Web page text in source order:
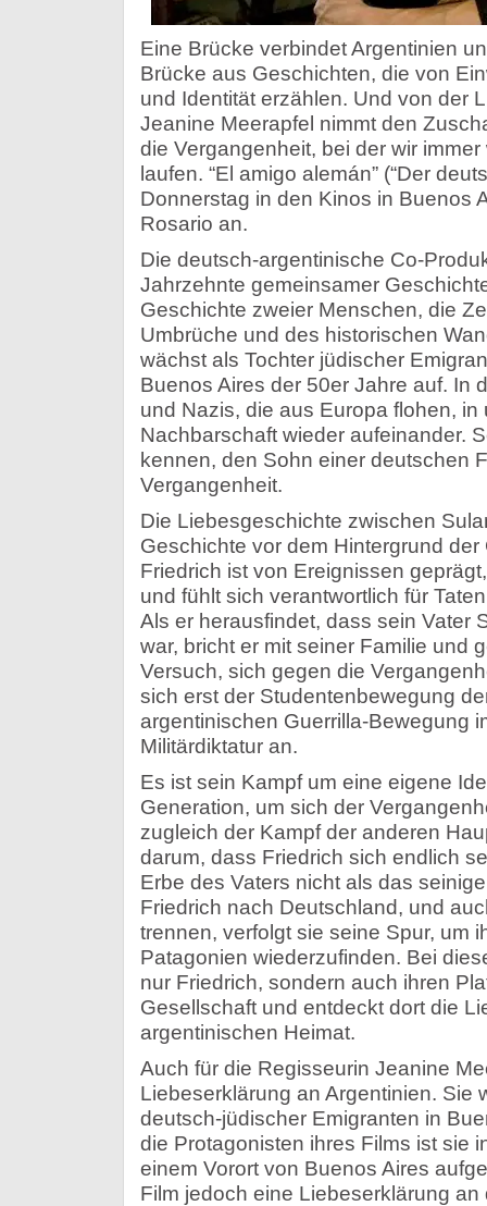
Eine Brücke verbindet Argentinien
Brücke aus Geschichten, die von
und Identität erzählen. Und von der
Jeanine Meerapfel nimmt den
die Vergangenheit, bei der wir
laufen. “El amigo alemán” (“Der
Donnerstag in den Kinos in Buenos
Rosario an.
Die deutsch-argentinische Co-
Jahrzehnte gemeinsamer
Geschichte zweier Menschen, die
Umbrüche und des historischen
wächst als Tochter jüdischer
Buenos Aires der 50er Jahre auf. In
und Nazis, die aus Europa flohen, in
Nachbarschaft wieder aufeinander.
kennen, den Sohn einer deutschen
Vergangenheit.
Die Liebesgeschichte zwischen
Geschichte vor dem Hintergrund
Friedrich ist von Ereignissen
und fühlt sich verantwortlich für
Als er herausfindet, dass sein Vater
war, bricht er mit seiner Familie und
Versuch, sich gegen die
sich erst der Studentenbewegung
argentinischen Guerrilla-Bewegung
Militärdiktatur an.
Es ist sein Kampf um eine eigene
Generation, um sich der
zugleich der Kampf der anderen
darum, dass Friedrich sich endlich
Erbe des Vaters nicht als das
Friedrich nach Deutschland, und
trennen, verfolgt sie seine Spur, um
Patagonien wiederzufinden. Bei
nur Friedrich, sondern auch ihren
Gesellschaft und entdeckt dort die
argentinischen Heimat.
Auch für die Regisseurin Jeanine
Liebeserklärung an Argentinien. Sie
deutsch-jüdischer Emigranten in
die Protagonisten ihres Films ist sie
einem Vorort von Buenos Aires
Film jedoch eine Liebeserklärung